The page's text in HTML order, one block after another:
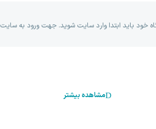
خود باید ابتدا وارد سایت شوید. جهت ورود به سایت
مشاهده بیشتر